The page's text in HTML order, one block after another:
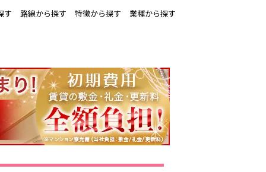
す 路線から探す 特徴から探す 業種から探す
安城
刈谷